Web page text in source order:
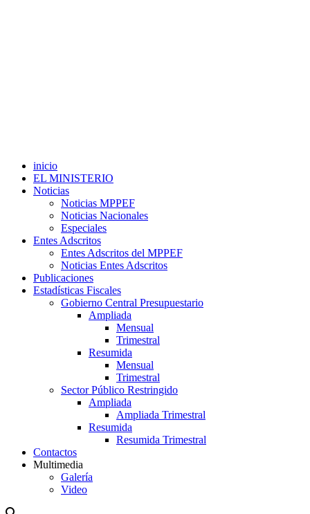
inicio
EL MINISTERIO
Noticias
Noticias MPPEF
Noticias Nacionales
Especiales
Entes Adscritos
Entes Adscritos del MPPEF
Noticias Entes Adscritos
Publicaciones
Estadísticas Fiscales
Gobierno Central Presupuestario
Ampliada
Mensual
Trimestral
Resumida
Mensual
Trimestral
Sector Público Restringido
Ampliada
Ampliada Trimestral
Resumida
Resumida Trimestral
Contactos
Multimedia
Galería
Video